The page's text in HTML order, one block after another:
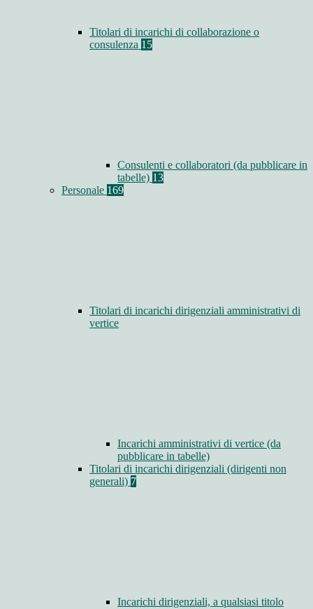
Titolari di incarichi di collaborazione o
consulenza 15
Consulenti e collaboratori (da pubblicare in
tabelle) 13
Personale 169
Titolari di incarichi dirigenziali amministrativi di
vertice
Incarichi amministrativi di vertice (da
pubblicare in tabelle)
Titolari di incarichi dirigenziali (dirigenti non
generali) 7
Incarichi dirigenziali, a qualsiasi titolo